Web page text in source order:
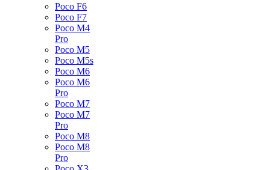
Poco F6
Poco F7
Poco M4
Pro
Poco M5
Poco M5s
Poco M6
Poco M6
Pro
Poco M7
Poco M7
Pro
Poco M8
Poco M8
Pro